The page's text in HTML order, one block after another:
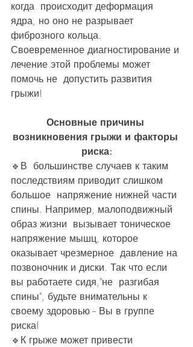
когда  происходит деформация
ядра, но оно не разрывает
фиброзного кольца.
Своевременное диагностирование и
лечение этой проблемы может
помочь не  допустить развития
грыжи!
Основные причины
возникновения грыжи и факторы
риска:
🔹️В  большинстве случаев к таким
последствиям приводит слишком
большое  напряжение нижней части
спины. Например, малоподвижный
образ жизни  вызывает тоническое
напряжение мышц, которое
оказывает чрезмерное  давление на
позвоночник и диски. Так что если
вы работаете сидя,"не  разгибая
спины", будьте внимательны к
своему здоровью -- Вы в группе
риска!
🔹️К грыже может привести